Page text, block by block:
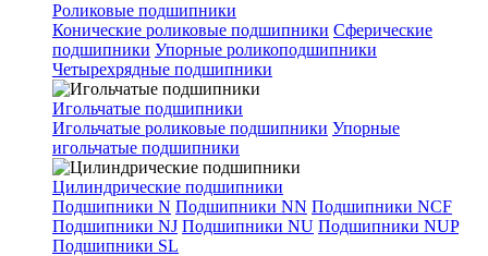
Роликовые подшипники
Конические роликовые подшипники Сферические
подшипники Упорные роликоподшипники
Четырехрядные подшипники
Игольчатые подшипники
Игольчатые роликовые подшипники Упорные
игольчатые подшипники
Цилиндрические подшипники
Подшипники N Подшипники NN Подшипники NCF
Подшипники NJ Подшипники NU Подшипники NUP
Подшипники SL